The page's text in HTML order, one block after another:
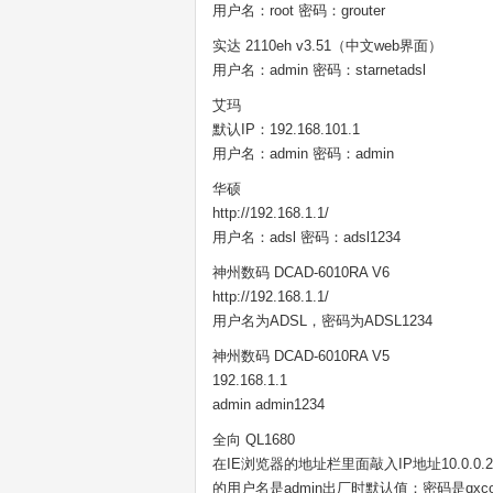
用户名：root 密码：grouter
实达 2110eh v3.51（中文web界面）
用户名：admin 密码：starnetadsl
艾玛
默认IP：192.168.101.1
用户名：admin 密码：admin
华硕
http://192.168.1.1/
用户名：adsl 密码：adsl1234
神州数码 DCAD-6010RA V6
http://192.168.1.1/
用户名为ADSL，密码为ADSL1234
神州数码 DCAD-6010RA V5
192.168.1.1
admin admin1234
全向 QL1680
在IE浏览器的地址栏里面敲入IP地址10.0.0.2
的用户名是admin出厂时默认值：密码是